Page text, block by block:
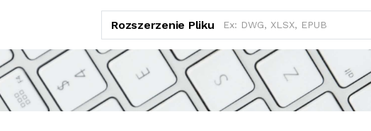
Rozszerzenie Pliku